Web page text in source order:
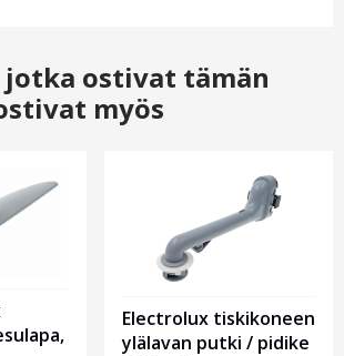
ostivat tämän
myös
Electrolux tiskikoneen
ylälavan putki / pidike